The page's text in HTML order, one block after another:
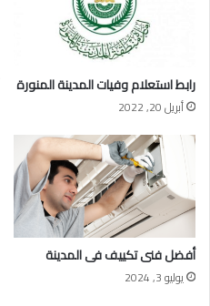
رابط استعلام وفيات المدينة المنورة
أبريل 20, 2022
أفضل فنى تكييف فى المدينة
يوليو 3, 2024